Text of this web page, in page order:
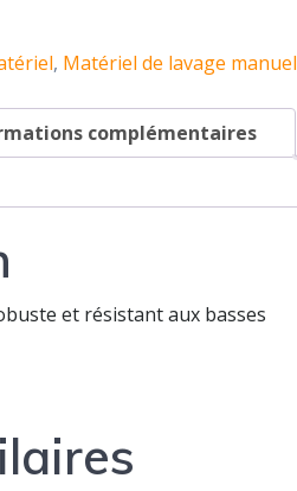
, Matériel de lavage manuel
complémentaires
et résistant aux basses